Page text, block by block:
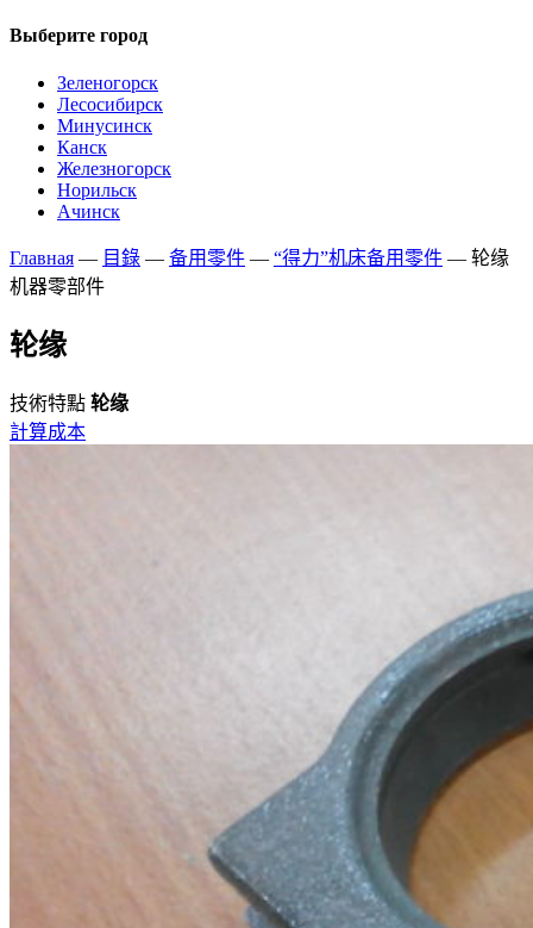
Выберите город
Зеленогорск
Лесосибирск
Минусинск
Канск
Железногорск
Норильск
Ачинск
Главная — 目錄 — 备用零件 — “得力”机床备用零件 — 轮缘
机器零部件
轮缘
技術特點 轮缘
計算成本